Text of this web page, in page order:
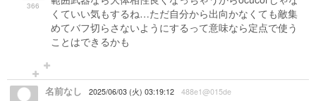
366
くていい気もするね…ただ自分から出向かなくても敵集
めてバフ切らさないようにするって意味なら定点で使う
ことはできるかも
名前なし 2025/06/03 (火) 03:19:12 488e1@015de